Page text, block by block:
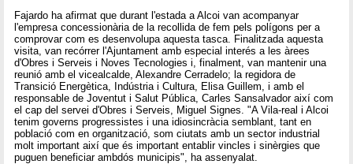
Fajardo ha afirmat que durant l'estada a Alcoi van acompanyar
l'empresa concessionària de la recollida de fem pels polígons per a
comprovar com es desenvolupa aquesta tasca. Finalitzada aquesta
visita, van recórrer l'Ajuntament amb especial interés a les àrees
d'Obres i Serveis i Noves Tecnologies i, finalment, van mantenir una
reunió amb el vicealcalde, Alexandre Cerradelo; la regidora de
Transició Energètica, Indústria i Cultura, Elisa Guillem, i amb el
responsable de Joventut i Salut Pública, Carles Sansalvador així com
el cap del servei d'Obres i Serveis, Miguel Signes. "A Vila-real i Alcoi
tenim governs progressistes i una idiosincràcia semblant, tant en
població com en organització, som ciutats amb un sector industrial
molt important així que és important entablir vincles i sinèrgies que
puguen beneficiar ambdós municipis", ha assenyalat.